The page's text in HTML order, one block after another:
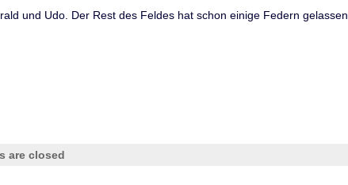
und Udo. Der Rest des Feldes hat schon einige Federn gelassen.
are closed